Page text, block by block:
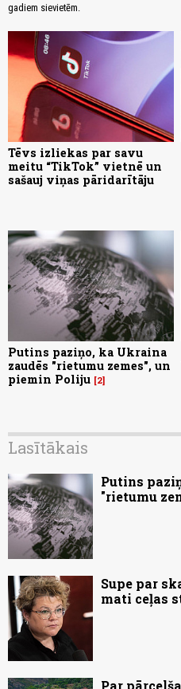
gadiem sievietēm.
Tēvs izliekas par savu
meitu “TikTok” vietnē un
sašauj viņas pāridarītāju
Putins paziņo, ka Ukraina
zaudēs "rietumu zemes", un
piemin Poliju 2
Lasītākais
Putins
"rietumu
Supe par
mati ceļas